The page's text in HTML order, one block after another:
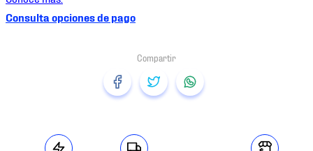
Consulta opciones de pago